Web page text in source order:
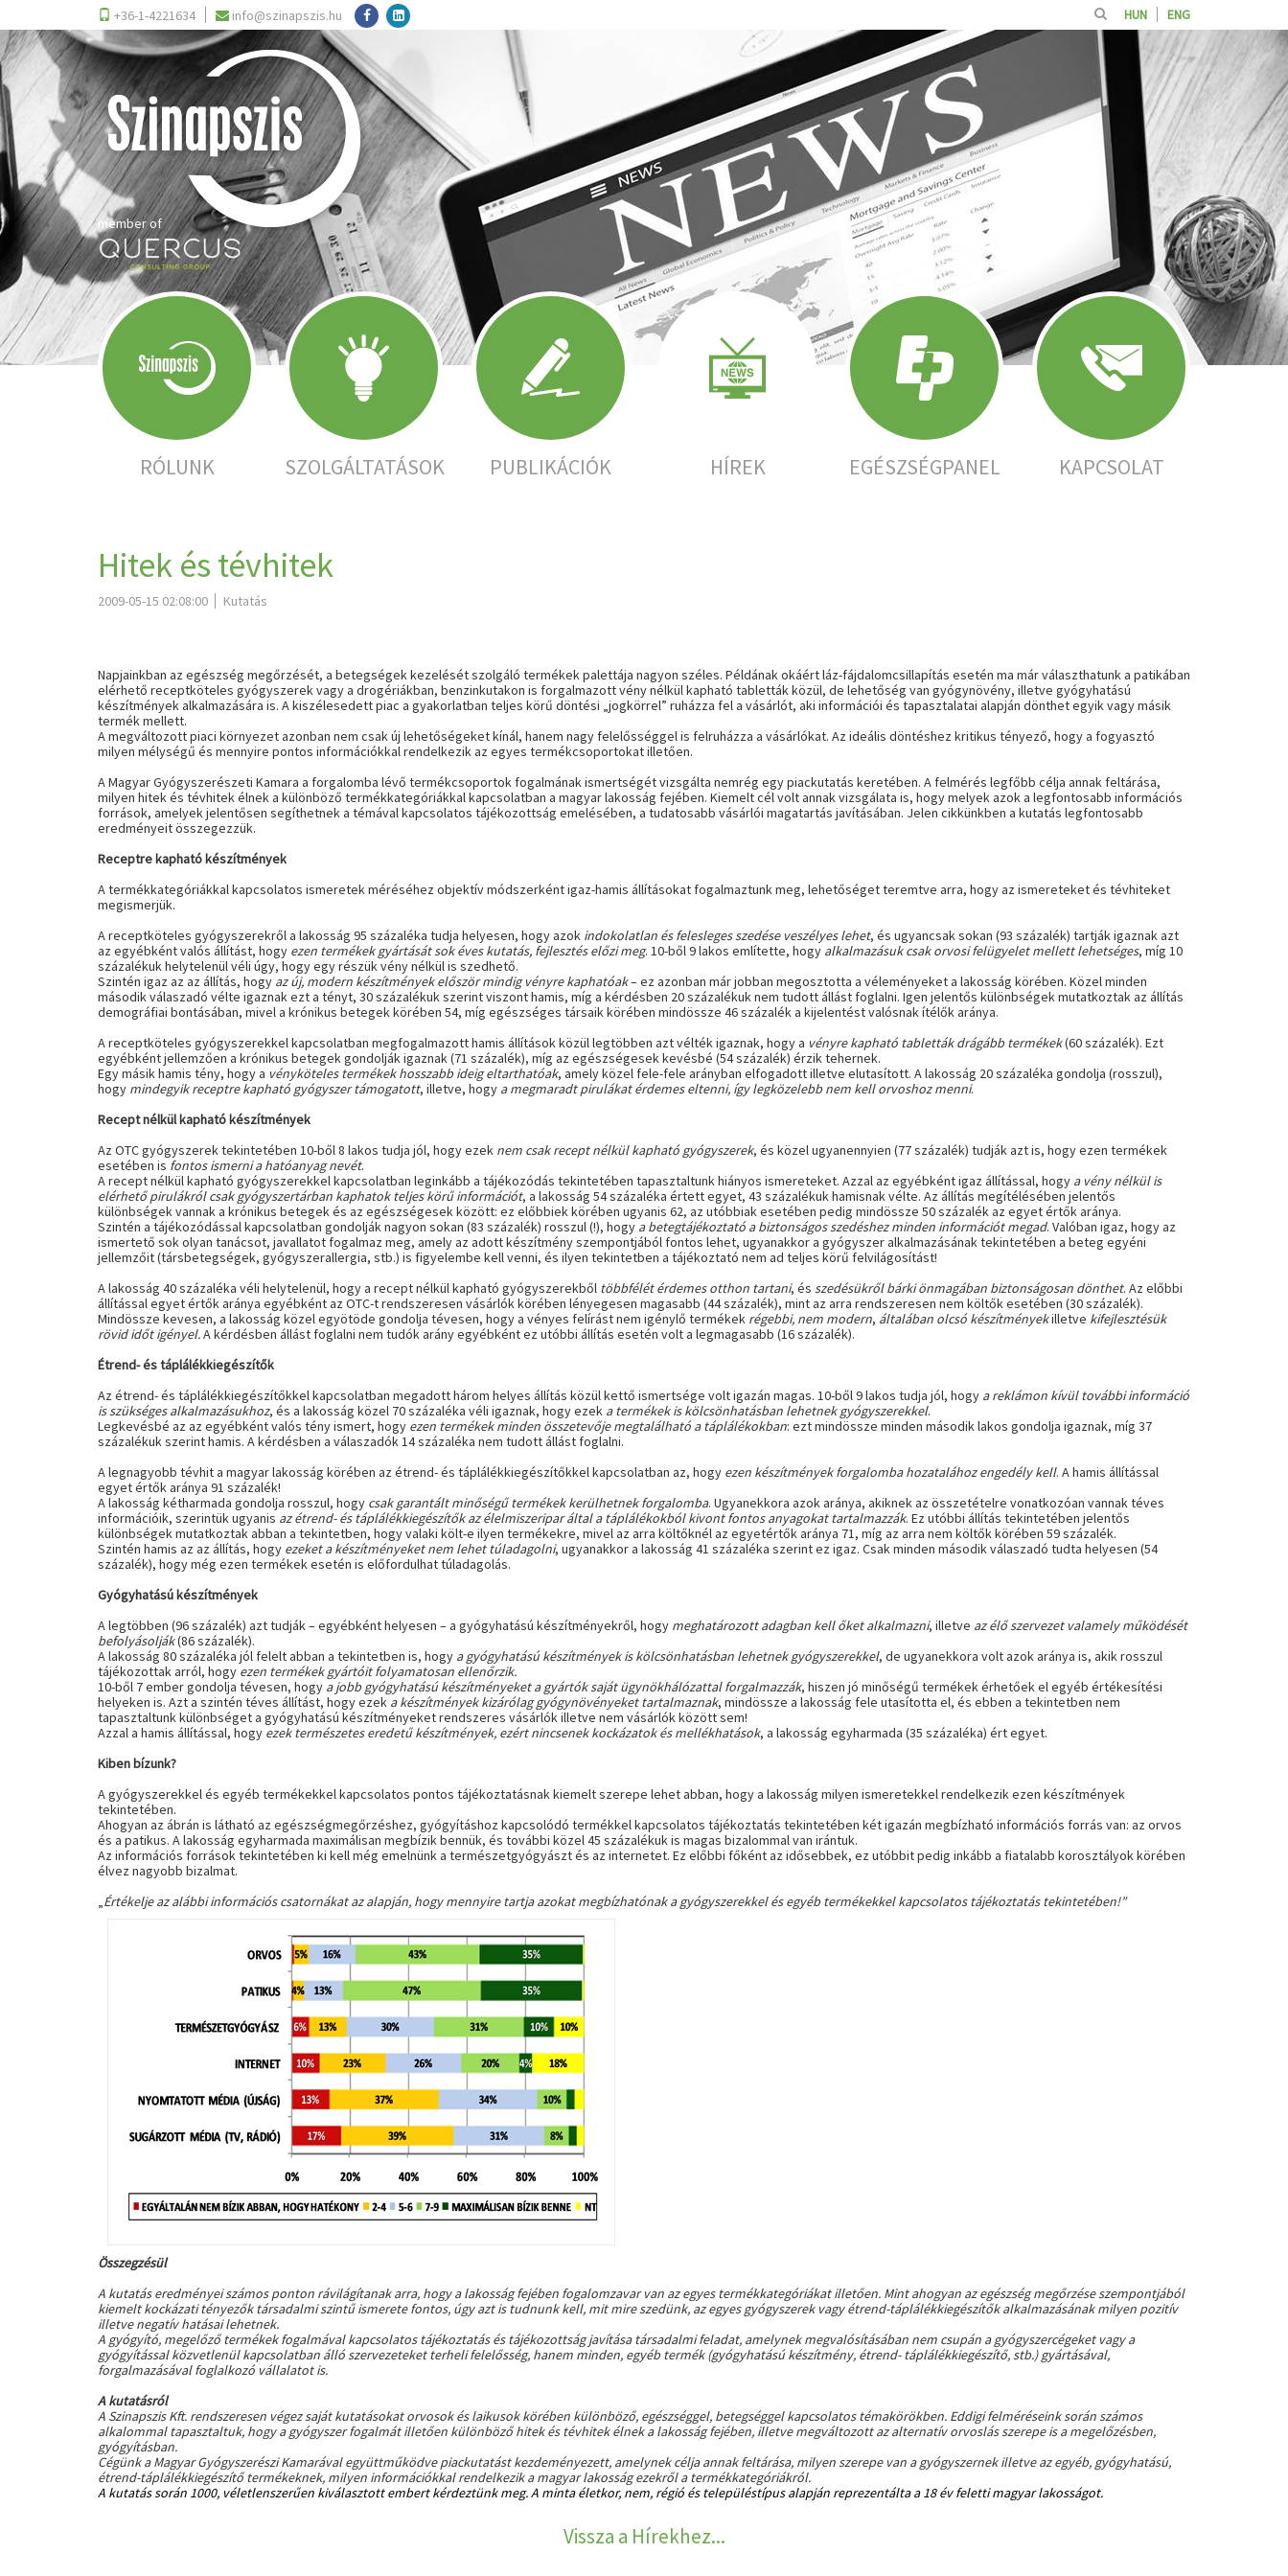
+36-1-4221634 info@szinapszis.hu HUN ENG
member of
RÓLUNK SZOLGÁLTATÁSOK PUBLIKÁCIÓK HÍREK EGÉSZSÉGPANEL KAPCSOLAT
Hitek és tévhitek
2009-05-15 02:08:00 Kutatás
Napjainkban az egészség megőrzését, a betegségek kezelését szolgáló termékek palettája nagyon széles. Példának okáért láz-fájdalomcsillapítás esetén ma már választhatunk a patikában
elérhető receptköteles gyógyszerek vagy a drogériákban, benzinkutakon is forgalmazott vény nélkül kapható tabletták közül, de lehetőség van gyógynövény, illetve gyógyhatású
készítmények alkalmazására is. A kiszélesedett piac a gyakorlatban teljes körű döntési „jogkörrel” ruházza fel a vásárlót, aki információi és tapasztalatai alapján dönthet egyik vagy másik
termék mellett.
A megváltozott piaci környezet azonban nem csak új lehetőségeket kínál, hanem nagy felelősséggel is felruházza a vásárlókat. Az ideális döntéshez kritikus tényező, hogy a fogyasztó
milyen mélységű és mennyire pontos információkkal rendelkezik az egyes termékcsoportokat illetően.
A Magyar Gyógyszerészeti Kamara a forgalomba lévő termékcsoportok fogalmának ismertségét vizsgálta nemrég egy piackutatás keretében. A felmérés legfőbb célja annak feltárása,
milyen hitek és tévhitek élnek a különböző termékkategóriákkal kapcsolatban a magyar lakosság fejében. Kiemelt cél volt annak vizsgálata is, hogy melyek azok a legfontosabb információs
források, amelyek jelentősen segíthetnek a témával kapcsolatos tájékozottság emelésében, a tudatosabb vásárlói magatartás javításában. Jelen cikkünkben a kutatás legfontosabb
eredményeit összegezzük.
Receptre kapható készítmények
A termékkategóriákkal kapcsolatos ismeretek méréséhez objektív módszerként igaz-hamis állításokat fogalmaztunk meg, lehetőséget teremtve arra, hogy az ismereteket és tévhiteket
megismerjük.
A receptköteles gyógyszerekről a lakosság 95 százaléka tudja helyesen, hogy azok indokolatlan és felesleges szedése veszélyes lehet, és ugyancsak sokan (93 százalék) tartják igaznak azt
az egyébként valós állítást, hogy ezen termékek gyártását sok éves kutatás, fejlesztés előzi meg. 10-ből 9 lakos említette, hogy alkalmazásuk csak orvosi felügyelet mellett lehetséges, míg 10
százalékuk helytelenül véli úgy, hogy egy részük vény nélkül is szedhető.
Szintén igaz az az állítás, hogy az új, modern készítmények először mindig vényre kaphatóak– ez azonban már jobban megosztotta a véleményeket a lakosság körében. Közel minden
második válaszadó vélte igaznak ezt a tényt, 30 százalékuk szerint viszont hamis, míg a kérdésben 20 százalékuk nem tudott állást foglalni. Igen jelentős különbségek mutatkoztak az állítás
demográfiai bontásában, mivel a krónikus betegek körében 54, míg egészséges társaik körében mindössze 46 százalék a kijelentést valósnak ítélők aránya.
A receptköteles gyógyszerekkel kapcsolatban megfogalmazott hamis állítások közül legtöbben azt vélték igaznak, hogy a vényre kapható tabletták drágább termékek(60 százalék). Ezt
egyébként jellemzően a krónikus betegek gondolják igaznak (71 százalék), míg az egészségesek kevésbé (54 százalék) érzik tehernek.
Egy másik hamis tény, hogy a vényköteles termékek hosszabb ideig eltarthatóak, amely közel fele-fele arányban elfogadott illetve elutasított. A lakosság 20 százaléka gondolja (rosszul),
hogy mindegyik receptre kapható gyógyszer támogatott, illetve, hogy a megmaradt pirulákat érdemes eltenni, így legközelebb nem kell orvoshoz menni.
Recept nélkül kapható készítmények
Az OTC gyógyszerek tekintetében 10-ből 8 lakos tudja jól, hogy ezek nem csak recept nélkül kapható gyógyszerek, és közel ugyanennyien (77 százalék) tudják azt is, hogy ezen termékek
esetében is fontos ismerni a hatóanyag nevét.
A recept nélkül kapható gyógyszerekkel kapcsolatban leginkább a tájékozódás tekintetében tapasztaltunk hiányos ismereteket. Azzal az egyébként igaz állítással, hogy a vény nélkül is
elérhető pirulákról csak gyógyszertárban kaphatok teljes körű információt, a lakosság 54 százaléka értett egyet, 43 százalékuk hamisnak vélte. Az állítás megítélésében jelentős
különbségek vannak a krónikus betegek és az egészségesek között: ez előbbiek körében ugyanis 62, az utóbbiak esetében pedig mindössze 50 százalék az egyet értők aránya.
Szintén a tájékozódással kapcsolatban gondolják nagyon sokan (83 százalék) rosszul (!), hogy a betegtájékoztató a biztonságos szedéshez minden információt megad. Valóban igaz, hogy az
ismertető sok olyan tanácsot, javallatot fogalmaz meg, amely az adott készítmény szempontjából fontos lehet, ugyanakkor a gyógyszer alkalmazásának tekintetében a beteg egyéni
jellemzőit (társbetegségek, gyógyszerallergia, stb.) is figyelembe kell venni, és ilyen tekintetben a tájékoztató nem ad teljes körű felvilágosítást!
A lakosság 40 százaléka véli helytelenül, hogy a recept nélkül kapható gyógyszerekből többfélét érdemes otthon tartani, és szedésükről bárki önmagában biztonságosan dönthet. Az előbbi
állítással egyet értők aránya egyébként az OTC-t rendszeresen vásárlók körében lényegesen magasabb (44 százalék), mint az arra rendszeresen nem költők esetében (30 százalék).
Mindössze kevesen, a lakosság közel egyötöde gondolja tévesen, hogy a vényes felírást nem igénylő termékek régebbi, nem modern, általában olcsó készítményekilletve kifejlesztésük
rövid időt igényel.A kérdésben állást foglalni nem tudók arány egyébként ez utóbbi állítás esetén volt a legmagasabb (16 százalék).
Étrend- és táplálékkiegészítők
Az étrend- és táplálékkiegészítőkkel kapcsolatban megadott három helyes állítás közül kettő ismertsége volt igazán magas. 10-ből 9 lakos tudja jól, hogy a reklámon kívül további információ
is szükséges alkalmazásukhoz, és a lakosság közel 70 százaléka véli igaznak, hogy ezek a termékek is kölcsönhatásban lehetnek gyógyszerekkel.
Legkevésbé az az egyébként valós tény ismert, hogy ezen termékek minden összetevője megtalálható a táplálékokban: ezt mindössze minden második lakos gondolja igaznak, míg 37
százalékuk szerint hamis. A kérdésben a válaszadók 14 százaléka nem tudott állást foglalni.
A legnagyobb tévhit a magyar lakosság körében az étrend- és táplálékkiegészítőkkel kapcsolatban az, hogy ezen készítmények forgalomba hozatalához engedély kell. A hamis állítással
egyet értők aránya 91 százalék!
A lakosság kétharmada gondolja rosszul, hogy csak garantált minőségű termékek kerülhetnek forgalomba. Ugyanekkora azok aránya, akiknek az összetételre vonatkozóan vannak téves
információik, szerintük ugyanis az étrend- és táplálékkiegészítők az élelmiszeripar által a táplálékokból kivont fontos anyagokat tartalmazzák. Ez utóbbi állítás tekintetében jelentős
különbségek mutatkoztak abban a tekintetben, hogy valaki költ-e ilyen termékekre, mivel az arra költőknél az egyetértők aránya 71, míg az arra nem költők körében 59 százalék.
Szintén hamis az az állítás, hogy ezeket a készítményeket nem lehet túladagolni, ugyanakkor a lakosság 41 százaléka szerint ez igaz. Csak minden második válaszadó tudta helyesen (54
százalék), hogy még ezen termékek esetén is előfordulhat túladagolás.
Gyógyhatású készítmények
A legtöbben (96 százalék) azt tudják – egyébként helyesen – a gyógyhatású készítményekről, hogy meghatározott adagban kell őket alkalmazni, illetve az élő szervezet valamely működését
befolyásolják(86 százalék).
A lakosság 80 százaléka jól felelt abban a tekintetben is, hogy a gyógyhatású készítmények is kölcsönhatásban lehetnek gyógyszerekkel, de ugyanekkora volt azok aránya is, akik rosszul
tájékozottak arról, hogy ezen termékek gyártóit folyamatosan ellenőrzik.
10-ből 7 ember gondolja tévesen, hogy a jobb gyógyhatású készítményeket a gyártók saját ügynökhálózattal forgalmazzák, hiszen jó minőségű termékek érhetőek el egyéb értékesítési
helyeken is. Azt a szintén téves állítást, hogy ezek a készítmények kizárólag gyógynövényeket tartalmaznak, mindössze a lakosság fele utasította el, és ebben a tekintetben nem
tapasztaltunk különbséget a gyógyhatású készítményeket rendszeres vásárlók illetve nem vásárlók között sem!
Azzal a hamis állítással, hogy ezek természetes eredetű készítmények, ezért nincsenek kockázatok és mellékhatások, a lakosság egyharmada (35 százaléka) ért egyet.
Kiben bízunk?
A gyógyszerekkel és egyéb termékekkel kapcsolatos pontos tájékoztatásnak kiemelt szerepe lehet abban, hogy a lakosság milyen ismeretekkel rendelkezik ezen készítmények
tekintetében.
Ahogyan az ábrán is látható az egészségmegőrzéshez, gyógyításhoz kapcsolódó termékkel kapcsolatos tájékoztatás tekintetében két igazán megbízható információs forrás van: az orvos
és a patikus. A lakosság egyharmada maximálisan megbízik bennük, és további közel 45 százalékuk is magas bizalommal van irántuk.
Az információs források tekintetében ki kell még emelnünk a természetgyógyászt és az internetet. Ez előbbi főként az idősebbek, ez utóbbit pedig inkább a fiatalabb korosztályok körében
élvez nagyobb bizalmat.
„Értékelje az alábbi információs csatornákat az alapján, hogy mennyire tartja azokat megbízhatónak a gyógyszerekkel és egyéb termékekkel kapcsolatos tájékoztatás tekintetében!”
Összegzésül
A kutatás eredményei számos ponton rávilágítanak arra, hogy a lakosság fejében fogalomzavar van az egyes termékkategóriákat illetően. Mint ahogyan az egészség megőrzése szempontjából
kiemelt kockázati tényezők társadalmi szintű ismerete fontos, úgy azt is tudnunk kell, mit mire szedünk, az egyes gyógyszerek vagy étrend-táplálékkiegészítők alkalmazásának milyen pozitív
illetve negatív hatásai lehetnek.
A gyógyító, megelőző termékek fogalmával kapcsolatos tájékoztatás és tájékozottság javítása társadalmi feladat, amelynek megvalósításában nem csupán a gyógyszercégeket vagy a
gyógyítással közvetlenül kapcsolatban álló szervezeteket terheli felelősség, hanem minden, egyéb termék (gyógyhatású készítmény, étrend- táplálékkiegészítő, stb.) gyártásával,
forgalmazásával foglalkozó vállalatot is.
A kutatásról
A Szinapszis Kft. rendszeresen végez saját kutatásokat orvosok és laikusok körében különböző, egészséggel, betegséggel kapcsolatos témakörökben. Eddigi felméréseink során számos
alkalommal tapasztaltuk, hogy a gyógyszer fogalmát illetően különböző hitek és tévhitek élnek a lakosság fejében, illetve megváltozott az alternatív orvoslás szerepe is a megelőzésben,
gyógyításban.
Cégünk a Magyar Gyógyszerészi Kamarával együttműködve piackutatást kezdeményezett, amelynek célja annak feltárása, milyen szerepe van a gyógyszernek illetve az egyéb, gyógyhatású,
étrend-táplálékkiegészítő termékeknek, milyen információkkal rendelkezik a magyar lakosság ezekről a termékkategóriákról.
A kutatás során 1000, véletlenszerűen kiválasztott embert kérdeztünk meg. A minta életkor, nem, régió és településtípus alapján reprezentálta a 18 év feletti magyar lakosságot.
Vissza a Hírekhez...